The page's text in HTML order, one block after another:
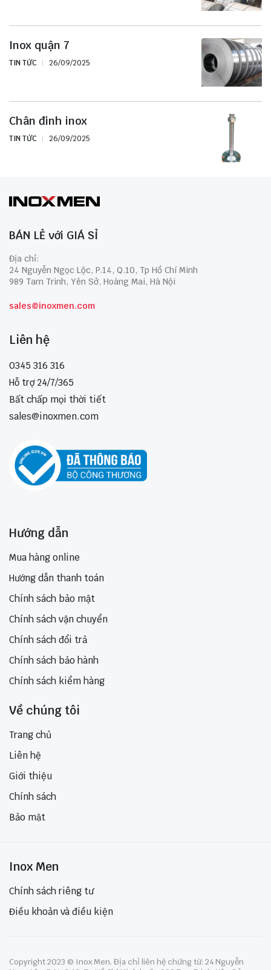
Inox quận 7
TIN TỨC 26/09/2025
Chân đinh inox
TIN TỨC 26/09/2025
BÁN LẺ với GIÁ SỈ
Địa chỉ:
24 Nguyễn Ngọc Lộc, P.14, Q.10, Tp Hồ Chí Minh
989 Tam Trinh, Yên Sở, Hoàng Mai, Hà Nội
sales@inoxmen.com
Liên hệ
0345 316 316
Hỗ trợ 24/7/365
Bất chấp mọi thời tiết
sales@inoxmen.com
Hướng dẫn
Mua hàng online
Hướng dẫn thanh toán
Chính sách bảo mật
Chính sách vận chuyển
Chính sách đổi trả
Chính sách bảo hành
Chính sách kiểm hàng
Về chúng tôi
Trang chủ
Liên hệ
Giới thiệu
Chính sách
Bảo mật
Inox Men
Chính sách riêng tư
Điều khoản và điều kiện
Copyright 2023 © Inox Men. Địa chỉ liên hệ chứng từ: 24 Nguyễn